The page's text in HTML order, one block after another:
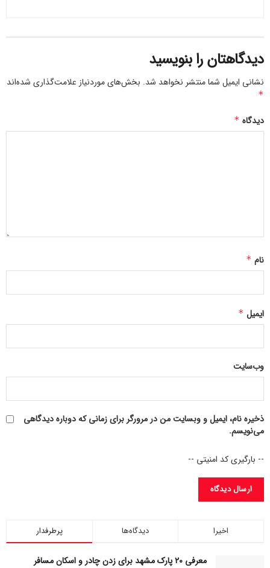
۴۷۴۷
دیدگاهتان را بنویسید
نشانی ایمیل شما منتشر نخواهد شد. بخش‌های موردنیاز علامت‌گذاری شده‌اند
*
دیدگاه*
نام*
ایمیل *
وب‌سایت
ذخیره نام، ایمیل و وبسایت من در مرورگر برای زمانی که دوباره دیدگاهی
می‌نویسم.
-- بارگیری کد امنیتی --
پرطرفدار دیدگاه‌ها اخیرا
معرفی ۲۰ پارک مشهد برای زدن چادر و اسکان مسافر